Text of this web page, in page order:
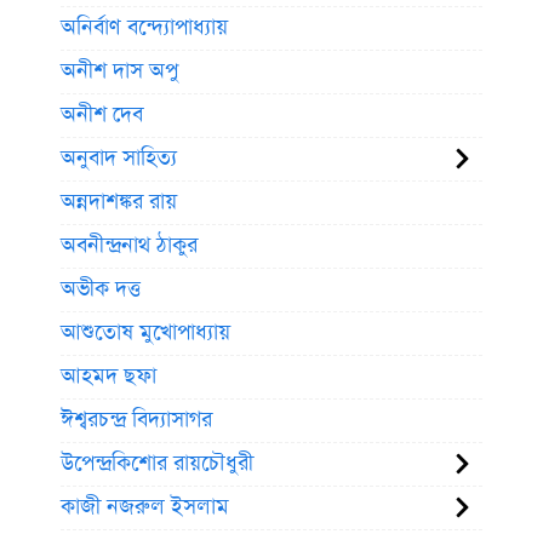
অনির্বাণ বন্দ্যোপাধ্যায়
অনীশ দাস অপু
অনীশ দেব
অনুবাদ সাহিত্য
অন্নদাশঙ্কর রায়
অবনীন্দ্রনাথ ঠাকুর
অভীক দত্ত
আশুতোষ মুখোপাধ্যায়
আহমদ ছফা
ঈশ্বরচন্দ্র বিদ্যাসাগর
উপেন্দ্রকিশোর রায়চৌধুরী
কাজী নজরুল ইসলাম